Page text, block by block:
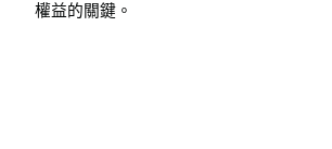
權益的關鍵。